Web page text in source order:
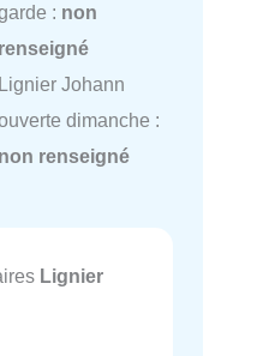
: non
renseigné
Lignier Johann
dimanche :
non renseigné
Lignier